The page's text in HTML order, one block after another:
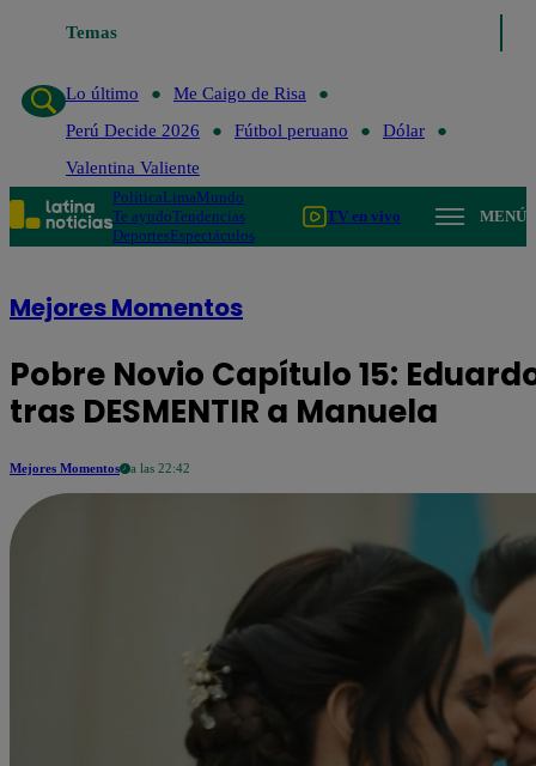
Temas
Lo último
Me Caigo de Risa
Perú Decide 2026
Fútbol peruano
Dólar
Valentina Valiente
PolíticaLimaMundo
Te ayudoTendencias
DeportesEspectáculos
TV en vivo MENÚ
Mejores Momentos
Pobre Novio Capítulo 15:
tras DESMENTIR a Manuela
Mejores Momentos a las 22:42